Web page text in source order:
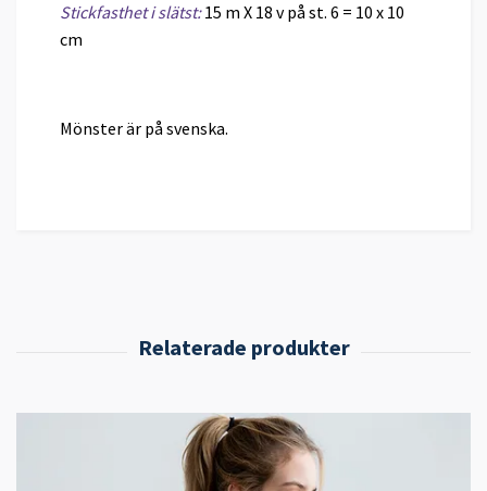
Stickfasthet i slätst:15 m X 18 v på st. 6 = 10 x 10
cm
Mönster är på svenska.